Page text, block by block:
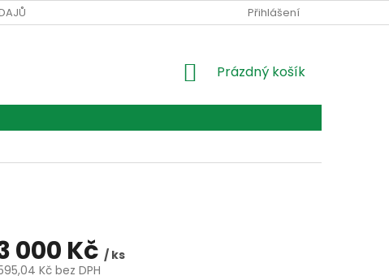
Přihlášení
NÁKUPNÍ
Prázdný košík
000 Kč / ks
Kč bez DPH